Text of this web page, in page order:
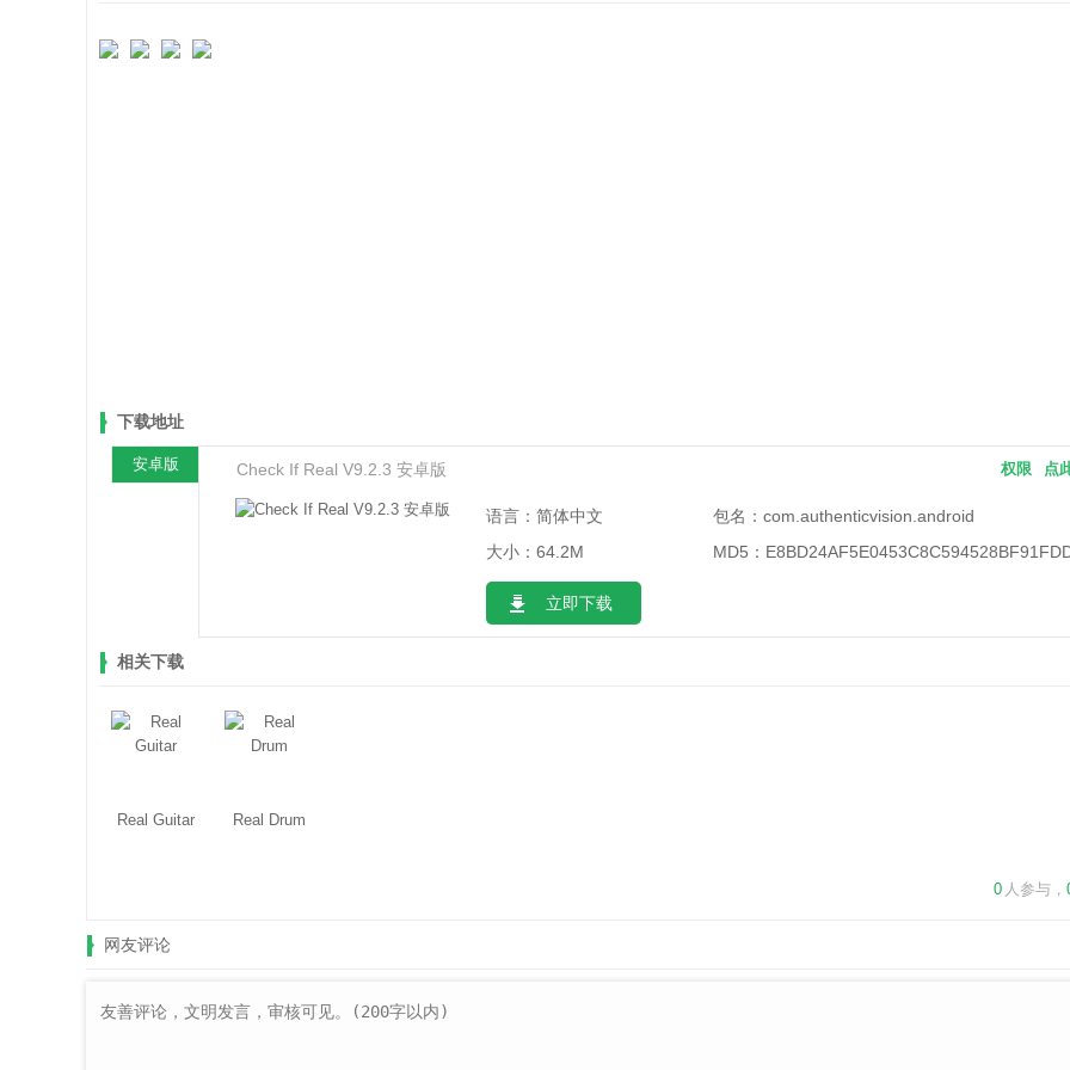
下载地址
安卓版 Check If Real V9.2.3 安卓版 点
权限
语言：简体中文
大小：64.2M
立即下载
包名： com.authenticvision.android
MD5：
相关下载
Real Guitar Real Drum
0 人参与，
网友评论